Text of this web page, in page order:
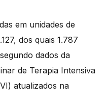
em unidades de
dos quais 1.787
dados da
de Terapia Intensiva
atualizados na